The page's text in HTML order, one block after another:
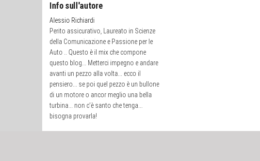
Info sull'autore
Alessio Richiardi
Perito assicurativo, Laureato in Scienze
della Comunicazione e Passione per le
Auto .. Questo è il mix che compone
questo blog... Metterci impegno e andare
avanti un pezzo alla volta... ecco il
pensiero... se poi quel pezzo è un bullone
di un motore o ancor meglio una bella
turbina... non c’è santo che tenga...
bisogna provarla!